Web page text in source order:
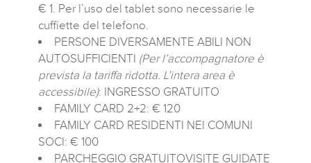
€ 1. Per l’uso del tablet sono necessarie le
cuffiette del telefono.
PERSONE DIVERSAMENTE ABILI NON
AUTOSUFFICIENTI (Per l’accompagnatore è
prevista la tariffa ridotta. L’intera area è
accessibile): INGRESSO GRATUITO
FAMILY CARD 2+2: € 120
FAMILY CARD RESIDENTI NEI COMUNI
SOCI: € 100
PARCHEGGIO GRATUITOVISITE GUIDATE